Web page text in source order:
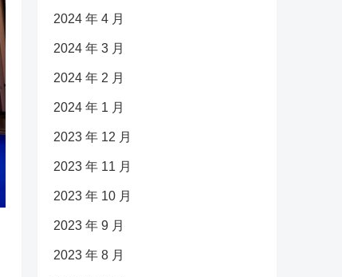
2024 年 4 月
2024 年 3 月
2024 年 2 月
2024 年 1 月
2023 年 12 月
2023 年 11 月
2023 年 10 月
2023 年 9 月
2023 年 8 月